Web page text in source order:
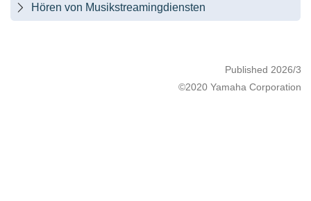
 Hören von Musikstreamingdiensten
Published 2026/3
©2020 Yamaha Corporation